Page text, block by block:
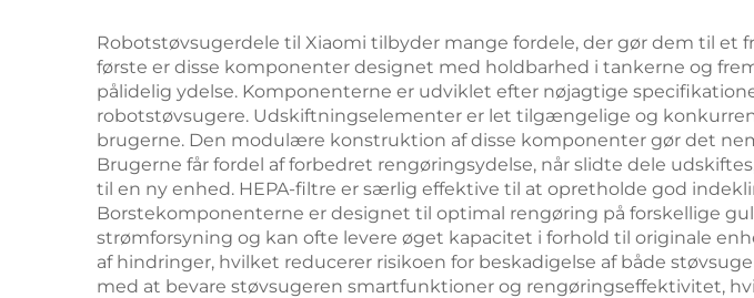
støvpose og
rengøringsvæske
Robotstøvsugerdele til Xiaomi tilbyder mange fordele, der gør dem til et
første er disse komponenter designet med holdbarhed i tankerne og
pålidelig ydelse. Komponenterne er udviklet efter nøjagtige
robotstøvsugere. Udskiftningselementer er let tilgængelige og
brugerne. Den modulære konstruktion af disse komponenter gør det
Brugerne får fordel af forbedret rengøringsydelse, når slidte dele
til en ny enhed. HEPA-filtre er særlig effektive til at opretholde god
Borstekomponenterne er designet til optimal rengøring på forskellige
strømforsyning og kan ofte levere øget kapacitet i forhold til originale
af hindringer, hvilket reducerer risikoen for beskadigelse af både
med at bevare støvsugeren smartfunktioner og rengøringseffektivitet,